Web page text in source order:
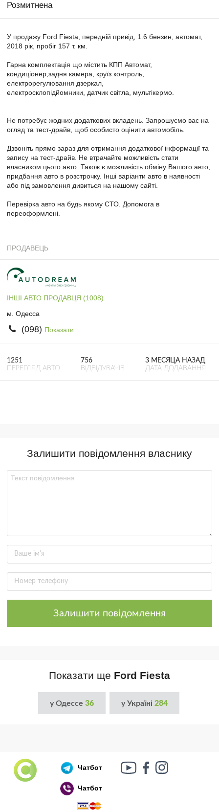
Російський воєнний корабель, іди нах..й!
Розмитнена
У продажу Ford Fiesta, передній привід, 1.6 бензин, автомат,
2018 рік, пробіг 157 т. км.
Гарна комплектація що містить КПП Автомат,
кондиціонер,задня камера, круїз контроль,
електрорегулювання дзеркал,
електросклопідйомники, датчик світла, мультікермо.
Не потребує жодних додаткових вкладень. Запрошуємо вас на
огляд та тест-драйв, щоб особисто оцінити автомобіль.
Дзвоніть прямо зараз для отримання додаткової інформації та
запису на тест-драйв. Не втрачайте можливість стати
власником цього авто. Також є можливість обміну Вашого авто,
придбання авто в розстрочку. Інші варіанти авто в наявності
або під замовлення дивиться на нашому сайті.
Перевірка авто на будь якому СТО. Допомога в
переоформлені.
ПРОДАВЕЦЬ
ІНШІ АВТО ПРОДАВЦЯ (1008)
м. Одесса
(098) Показати
1251
ПЕРЕГЛЯД АВТО
756
ВІДВІДУВАЧІВ
3 МЕСЯЦА НАЗАД
ДАТА ДОДАВАННЯ
Залишити повідомлення власнику
Залишити повідомлення
Показати ще Ford Fiesta
у Одессе 36 у Україні 284
Чатбот
Чатбот